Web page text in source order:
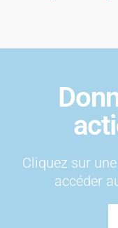
Cliquez sur
accéder